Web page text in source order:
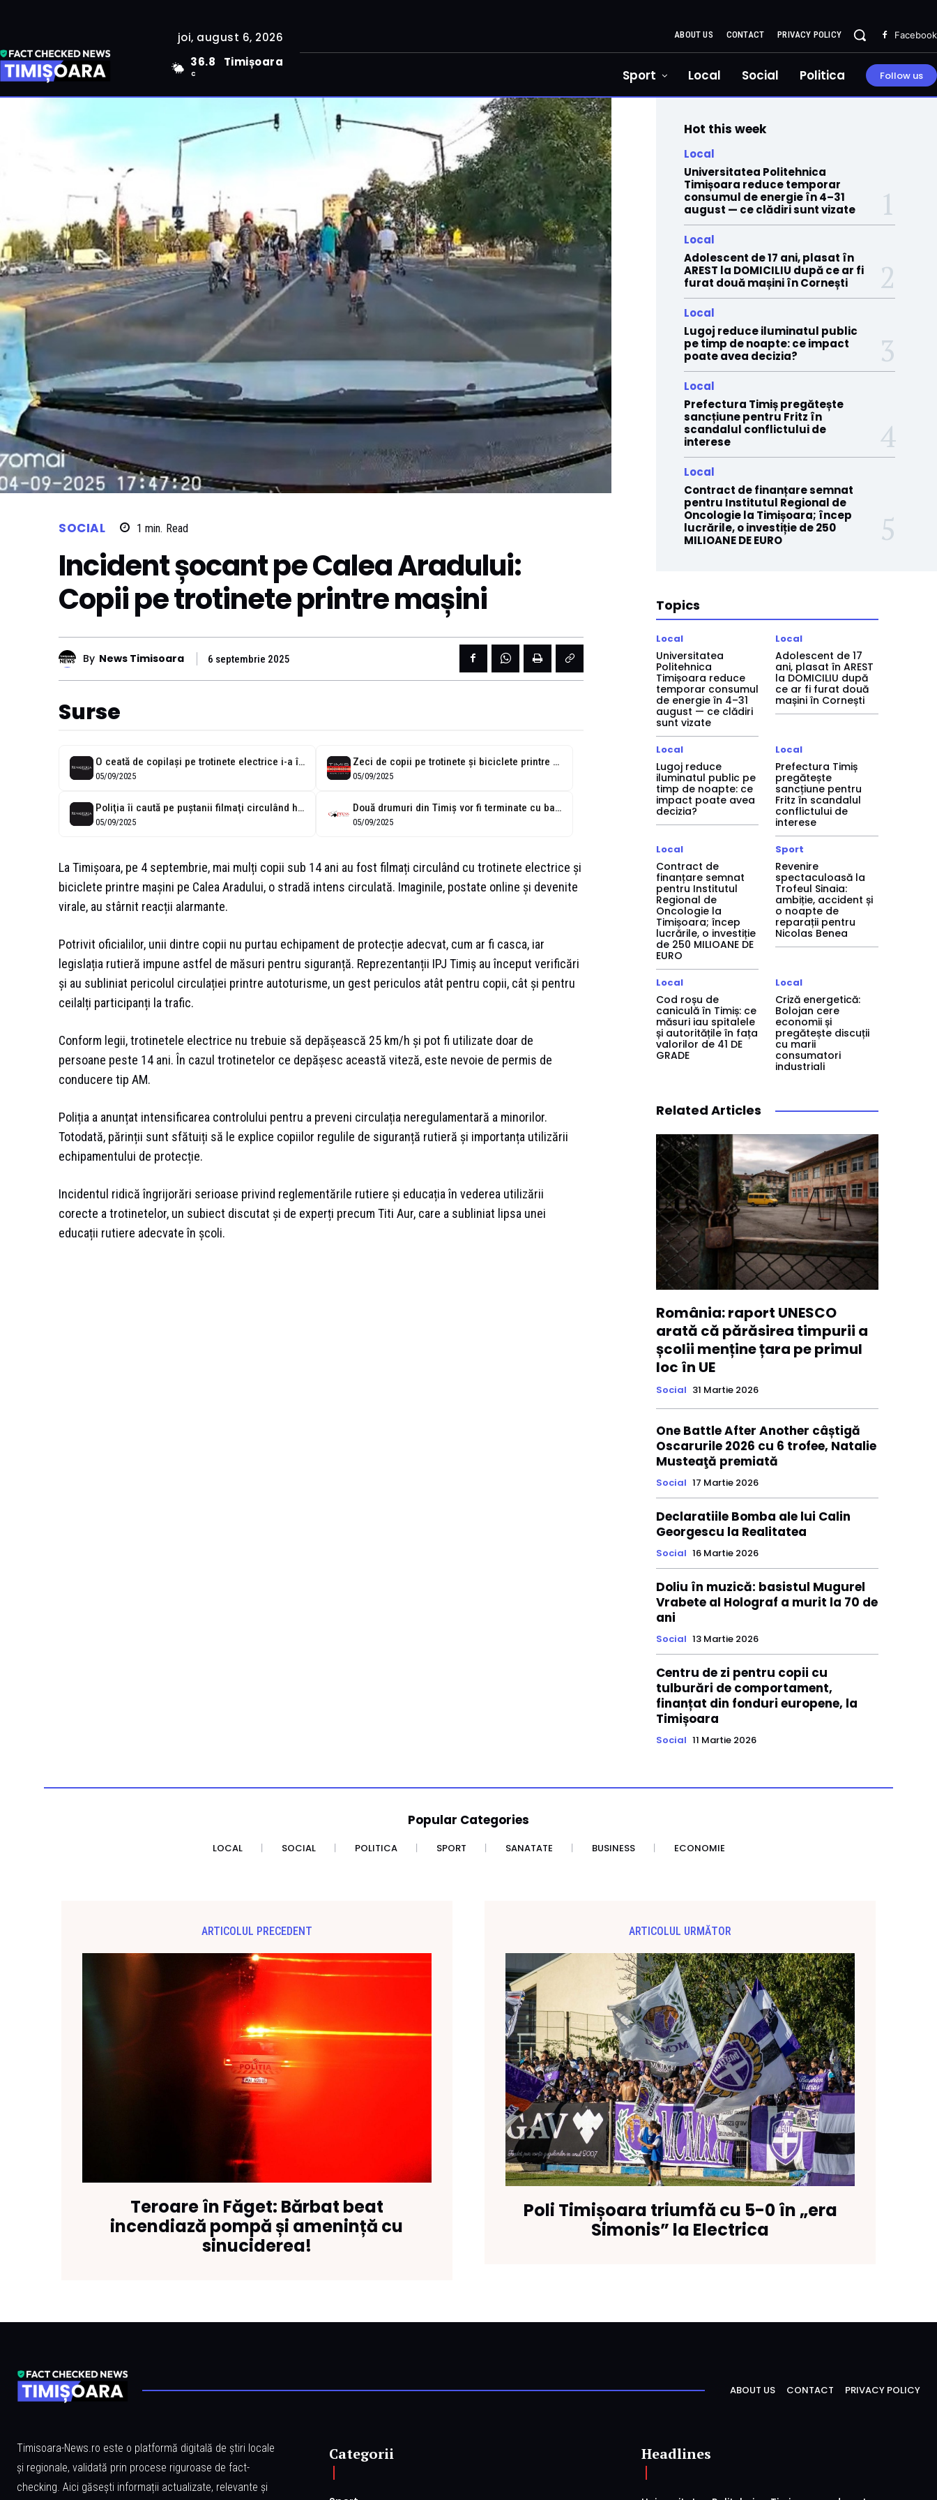
joi, august 6, 2026
36.8
C
Timișoara
ABOUT US CONTACT PRIVACY POLICY Facebook
Sport Local Social Politica Follow us
SOCIAL 1 min. Read
Incident șocant pe Calea Aradului:
Copii pe trotinete printre mașini
By News Timisoara 6 septembrie 2025
Surse
O ceată de copilași pe trotinete electrice i-a îngrozit pe șoferii care...
05/09/2025
Zeci de copii pe trotinete și biciclete printre mașini, pe Calea Aradului...
05/09/2025
Poliţia îi caută pe puştanii filmaţi circulând haotic cu trotinetele pe un...
05/09/2025
Două drumuri din Timiș vor fi terminate cu bani din credit, după...
05/09/2025
La Timișoara, pe 4 septembrie, mai mulți copii sub 14 ani au fost filmați circulând cu trotinete electrice și
biciclete printre mașini pe Calea Aradului, o stradă intens circulată. Imaginile, postate online și devenite
virale, au stârnit reacții alarmante.
Potrivit oficialilor, unii dintre copii nu purtau echipament de protecție adecvat, cum ar fi casca, iar
legislația rutieră impune astfel de măsuri pentru siguranță. Reprezentanții IPJ Timiș au început verificări
și au subliniat pericolul circulației printre autoturisme, un gest periculos atât pentru copii, cât și pentru
ceilalți participanți la trafic.
Conform legii, trotinetele electrice nu trebuie să depășească 25 km/h și pot fi utilizate doar de
persoane peste 14 ani. În cazul trotinetelor ce depășesc această viteză, este nevoie de permis de
conducere tip AM.
Poliția a anunțat intensificarea controlului pentru a preveni circulația neregulamentară a minorilor.
Totodată, părinții sunt sfătuiți să le explice copiilor regulile de siguranță rutieră și importanța utilizării
echipamentului de protecție.
Incidentul ridică îngrijorări serioase privind reglementările rutiere și educația în vederea utilizării
corecte a trotinetelor, un subiect discutat și de experți precum Titi Aur, care a subliniat lipsa unei
educații rutiere adecvate în școli.
Hot this week
Local
Universitatea Politehnica
Timișoara reduce temporar
consumul de energie în 4–31
august — ce clădiri sunt vizate
Local
Adolescent de 17 ani, plasat în
AREST la DOMICILIU după ce ar fi
furat două mașini în Cornești
Local
Lugoj reduce iluminatul public
pe timp de noapte: ce impact
poate avea decizia?
Local
Prefectura Timiș pregătește
sancțiune pentru Fritz în
scandalul conflictului de
interese
Local
Contract de finanțare semnat
pentru Institutul Regional de
Oncologie la Timișoara; încep
lucrările, o investiție de 250
MILIOANE DE EURO
Topics
Local
Universitatea
Politehnica
Timișoara reduce
temporar consumul
de energie în 4–31
august — ce clădiri
sunt vizate
Local
Adolescent de 17
ani, plasat în AREST
la DOMICILIU după
ce ar fi furat două
mașini în Cornești
Local
Lugoj reduce
iluminatul public pe
timp de noapte: ce
impact poate avea
decizia?
Local
Prefectura Timiș
pregătește
sancțiune pentru
Fritz în scandalul
conflictului de
interese
Local
Contract de
finanțare semnat
pentru Institutul
Regional de
Oncologie la
Timișoara; încep
lucrările, o investiție
de 250 MILIOANE DE
EURO
Sport
Revenire
spectaculoasă la
Trofeul Sinaia:
ambiție, accident și
o noapte de
reparații pentru
Nicolas Benea
Local
Cod roșu de
caniculă în Timiș: ce
măsuri iau spitalele
și autoritățile în fața
valorilor de 41 DE
GRADE
Local
Criză energetică:
Bolojan cere
economii și
pregătește discuții
cu marii
consumatori
industriali
Related Articles
România: raport UNESCO
arată că părăsirea timpurii a
școlii menține țara pe primul
loc în UE
Social 31 Martie 2026
One Battle After Another câștigă
Oscarurile 2026 cu 6 trofee, Natalie
Musteaţă premiată
Social 17 Martie 2026
Declaratiile Bomba ale lui Calin
Georgescu la Realitatea
Social 16 Martie 2026
Doliu în muzică: basistul Mugurel
Vrabete al Holograf a murit la 70 de
ani
Social 13 Martie 2026
Centru de zi pentru copii cu
tulburări de comportament,
finanțat din fonduri europene, la
Timișoara
Social 11 Martie 2026
Popular Categories
LOCAL SOCIAL POLITICA SPORT SANATATE BUSINESS ECONOMIE
ARTICOLUL PRECEDENT
Teroare în Făget: Bărbat beat
incendiază pompă și amenință cu
sinuciderea!
ARTICOLUL URMĂTOR
Poli Timișoara triumfă cu 5-0 în „era
Simonis” la Electrica
ABOUT US CONTACT PRIVACY POLICY
Timisoara-News.ro este o platformă digitală de știri locale
și regionale, validată prin procese riguroase de fact-
checking. Aici găsești informații actualizate, relevante și
Categorii Headlines